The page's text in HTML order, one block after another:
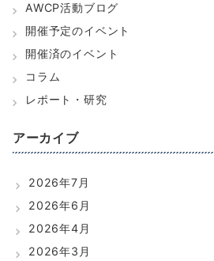
AWCP活動ブログ
開催予定のイベント
開催済のイベント
コラム
レポート・研究
アーカイブ
2026年7月
2026年6月
2026年4月
2026年3月